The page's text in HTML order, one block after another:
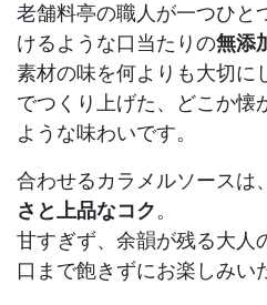
老舗料亭の職人が一つひと
けるような口当たりの無添
素材の味を何よりも大切に
でつくり上げた、どこか懐
ような味わいです。
合わせるカラメルソースは
さと上品なコク 。
甘すぎず、余韻が残る大人
口まで飽きずにお楽しみい